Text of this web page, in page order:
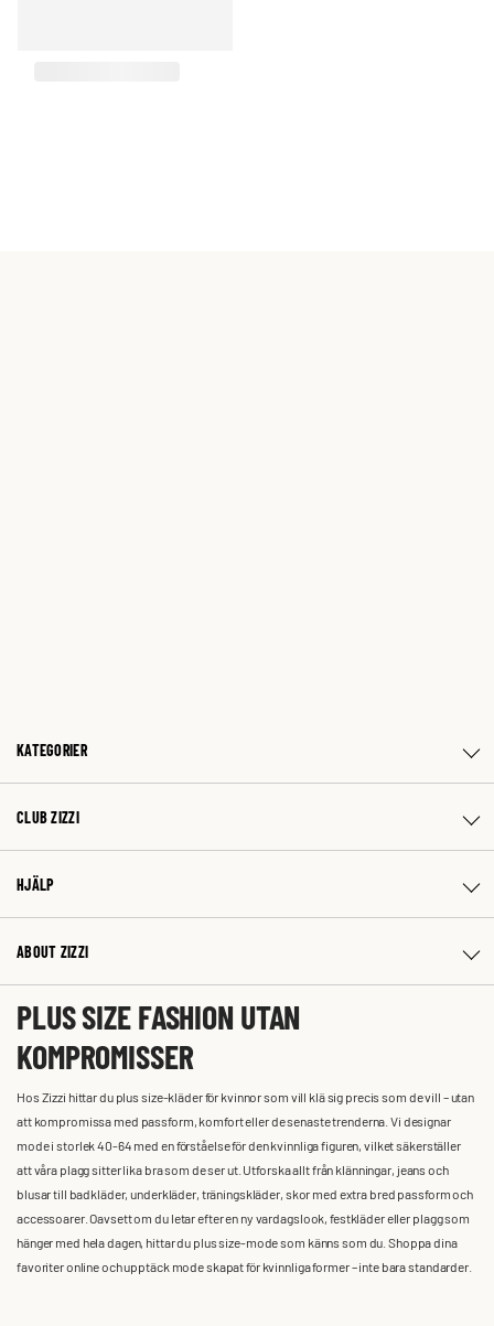
KATEGORIER
CLUB ZIZZI
HJÄLP
ABOUT ZIZZI
PLUS SIZE FASHION UTAN
KOMPROMISSER
Hos Zizzi hittar du plus size-kläder för kvinnor som vill klä sig precis som de vill – utan
att kompromissa med passform, komfort eller de senaste trenderna. Vi designar
mode i storlek 40-64 med en förståelse för den kvinnliga figuren, vilket säkerställer
att våra plagg sitter lika bra som de ser ut. Utforska allt från klänningar, jeans och
blusar till badkläder, underkläder, träningskläder, skor med extra bred passform och
accessoarer. Oavsett om du letar efter en ny vardagslook, festkläder eller plagg som
hänger med hela dagen, hittar du plus size-mode som känns som du. Shoppa dina
favoriter online och upptäck mode skapat för kvinnliga former – inte bara standarder.